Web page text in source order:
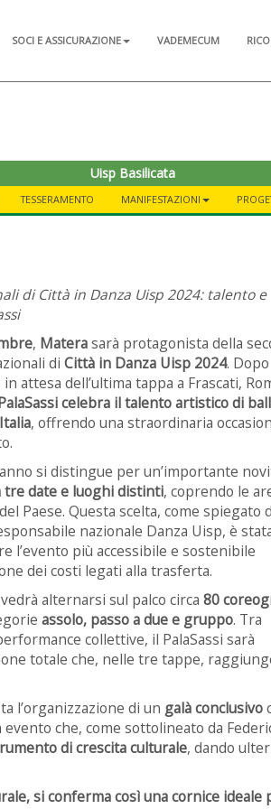
SOCI E ASSICURAZIONE VADEMECUM
Uisp Basilicata
TESSERAMENTO MANIFESTAZIONI
di Città in Danza Uisp 2024: talento e
, Materasarà protagonista della
di Città in Danza Uisp 2024. Dopo
attesa dell’ultima tappa a Frascati,
celebra il talento artistico di
, offrendo una straordinaria
si distingue per un’importante
tre date e luoghi distinti, coprendo le
Paese. Questa scelta, come spiegato
nazionale Danza Uisp, è
l’evento più accessibile e sostenibile
dei costi legati alla trasferta.
alternarsi sul palco circa 80
assolo, passo a due e gruppo. Tra
collettive, il PalaSassi sarà
totale che, nelle tre tappe,
l’organizzazione di un galà conclusivo
che, come sottolineato da
di crescita culturale, dando
si conferma così una cornice ideale